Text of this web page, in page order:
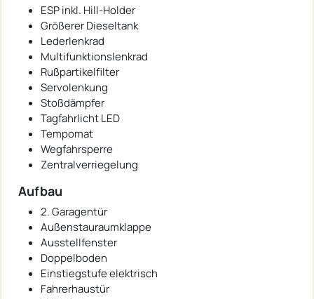
ESP inkl. Hill-Holder
Größerer Dieseltank
Lederlenkrad
Multifunktionslenkrad
Rußpartikelfilter
Servolenkung
Stoßdämpfer
Tagfahrlicht LED
Tempomat
Wegfahrsperre
Zentralverriegelung
Aufbau
2. Garagentür
Außenstauraumklappe
Ausstellfenster
Doppelboden
Einstiegstufe elektrisch
Fahrerhaustür